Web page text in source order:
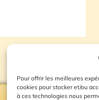
Pour offrir les meilleures
cookies pour stocker et/ou
à ces technologies nous